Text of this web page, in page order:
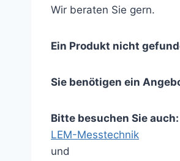
Wir beraten Sie gern.
Ein Produkt nicht
Sie benötigen ein
Bitte besuchen Sie auch:
LEM-Messtechnik
und